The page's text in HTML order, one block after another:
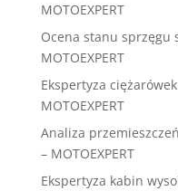
MOTOEXPERT
Ocena stanu sprzęgu
MOTOEXPERT
Ekspertyza
MOTOEXPERT
Analiza
– MOTOEXPERT
Ekspertyza kabin